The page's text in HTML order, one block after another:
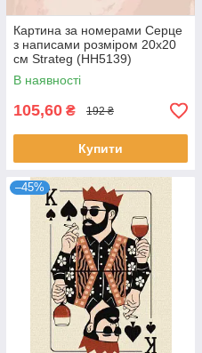
Картина за номерами Серце
з написами розміром 20х20
см Strateg (HH5139)
В наявності
105,60 ₴ 192 ₴
Купити
–45%